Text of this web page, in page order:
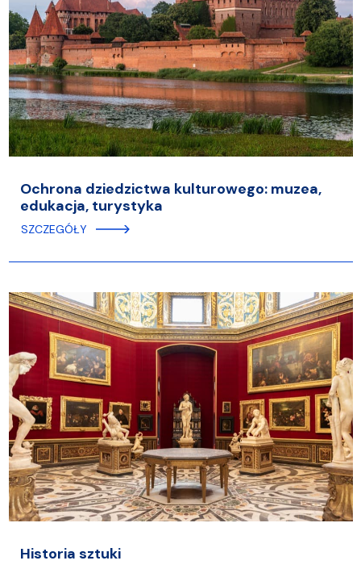
Ochrona dziedzictwa kulturowego: muzea,
edukacja, turystyka
SZCZEGÓŁY
Historia sztuki